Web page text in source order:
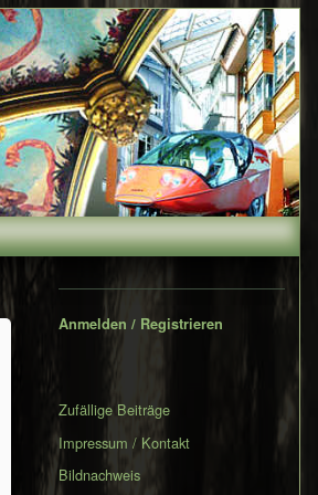
Secondary
Sidebar
Anmelden / Registrieren
Zufällige Beiträge
Impressum / Kontakt
Bildnachweis